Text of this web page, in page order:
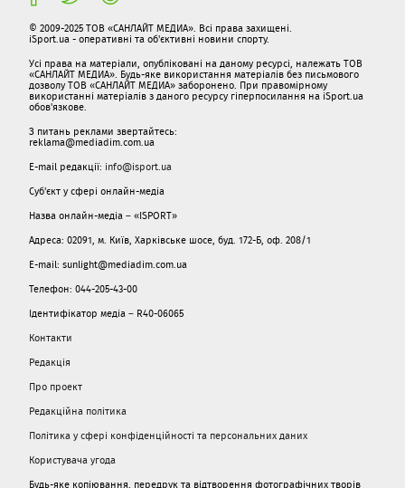
© 2009-2025 ТОВ «САНЛАЙТ МЕДИА». Всі права захищені.
iSport.ua - оперативні та об'єктивні новини спорту.
Усі права на матеріали, опубліковані на даному ресурсі, належать ТОВ
«САНЛАЙТ МЕДИА». Будь-яке використання матеріалів без письмового
дозволу ТОВ «САНЛАЙТ МЕДИА» заборонено. При правомірному
використанні матеріалів з даного ресурсу гіперпосилання на iSport.ua
обов'язкове.
З питань реклами звертайтесь:
reklama@mediadim.com.ua
E-mail редакції: info@isport.ua
Суб'єкт у сфері онлайн-медіа
Назва онлайн-медіа – «ISPORT»
Адреса: 02091, м. Київ, Харківське шосе, буд. 172-Б, оф. 208/1
E-mail: sunlight@mediadim.com.ua
Телефон: 044-205-43-00
Ідентифікатор медіа – R40-06065
Контакти
Редакція
Про проект
Редакційна політика
Політика у сфері конфіденційності та персональних даних
Користувача угода
Будь-яке копіювання, передрук та відтворення фотографічних творів